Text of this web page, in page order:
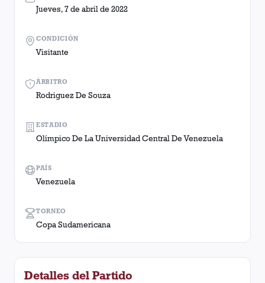
Jueves, 7 de abril de 2022
ÁRBITRO
Rodriguez De Souza
TORNEO
Copa Sudamericana
CONDICIÓN
Visitante
ESTADIO
Olímpico De La Universidad Central De Venezuela​
PAÍS
Venezuela
Detalles del Partido